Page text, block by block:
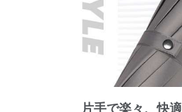
片手で楽々、快